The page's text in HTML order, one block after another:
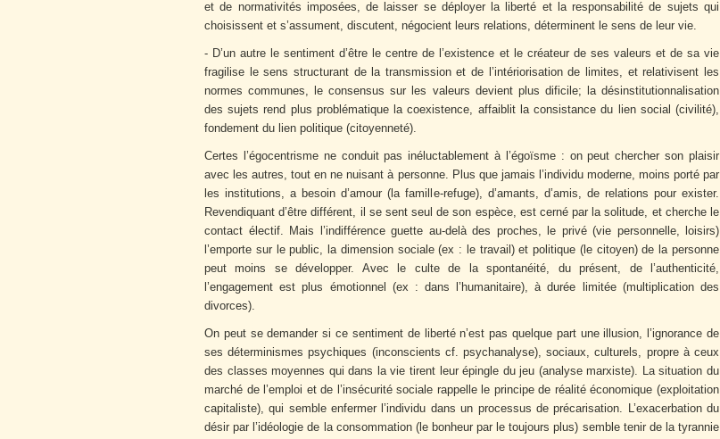
et de normativités imposées, de laisser se déployer la liberté et la responsabilité de sujets qui
choisissent et s’assument, discutent, négocient leurs relations, déterminent le sens de leur vie.
- D’un autre le sentiment d’être le centre de l’existence et le créateur de ses valeurs et de sa vie
fragilise le sens structurant de la transmission et de l’intériorisation de limites, et relativisent les
normes communes, le consensus sur les valeurs devient plus dificile; la désinstitutionnalisation
des sujets rend plus problématique la coexistence, affaiblit la consistance du lien social (civilité),
fondement du lien politique (citoyenneté).
Certes l’égocentrisme ne conduit pas inéluctablement à l’égoïsme : on peut chercher son plaisir
avec les autres, tout en ne nuisant à personne. Plus que jamais l’individu moderne, moins porté par
les institutions, a besoin d’amour (la famille-refuge), d’amants, d’amis, de relations pour exister.
Revendiquant d’être différent, il se sent seul de son espèce, est cerné par la solitude, et cherche le
contact électif. Mais l’indifférence guette au-delà des proches, le privé (vie personnelle, loisirs)
l’emporte sur le public, la dimension sociale (ex : le travail) et politique (le citoyen) de la personne
peut moins se développer. Avec le culte de la spontanéité, du présent, de l’authenticité,
l’engagement est plus émotionnel (ex : dans l’humanitaire), à durée limitée (multiplication des
divorces).
On peut se demander si ce sentiment de liberté n’est pas quelque part une illusion, l’ignorance de
ses déterminismes psychiques (inconscients cf. psychanalyse), sociaux, culturels, propre à ceux
des classes moyennes qui dans la vie tirent leur épingle du jeu (analyse marxiste). La situation du
marché de l’emploi et de l’insécurité sociale rappelle le principe de réalité économique (exploitation
capitaliste), qui semble enfermer l’individu dans un processus de précarisation. L’exacerbation du
désir par l’idéologie de la consommation (le bonheur par le toujours plus) semble tenir de la tyrannie